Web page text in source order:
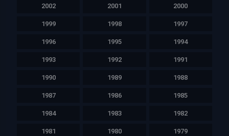
2002 2001 2000
1999 1998 1997
1996 1995 1994
1993 1992 1991
1990 1989 1988
1987 1986 1985
1984 1983 1982
1981 1980 1979